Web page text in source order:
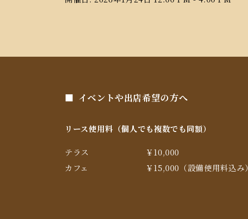
イベントや出店希望の方へ
リース使用料（個人でも複数でも同額）
テラス
￥10,000
カフェ
￥15,000（設備使用料込み）